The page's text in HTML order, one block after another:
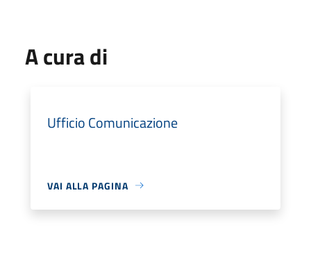
A cura di
Ufficio Comunicazione
VAI ALLA PAGINA